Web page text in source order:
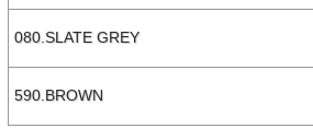
○本体：ウール90％・ナイロン10％
○日本製
【備考】
080.SLATE GREY
590.BROWN